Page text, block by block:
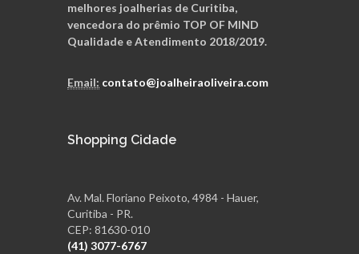
melhores joalherias de Curitiba,
vencedora do prêmio TOP OF MIND
Qualidade e Atendimento 2018/2019.
Email: contato@joalheiraoliveira.com
Shopping Cidade
Av. Mal. Floriano Peixoto, 4984 - Hauer,
Curitiba - PR.
CEP: 81630-010
(41) 3077-6767